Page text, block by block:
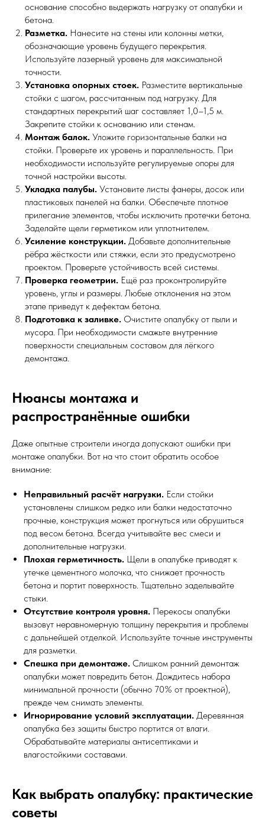
основание способно выдержать нагрузку от опалубки и
бетона.
Разметка. Нанесите на стены или колонны метки,
обозначающие уровень будущего перекрытия.
Используйте лазерный уровень для максимальной
точности.
Установка опорных стоек. Разместите вертикальные
стойки с шагом, рассчитанным под нагрузку. Для
стандартных перекрытий шаг составляет 1,0–1,5 м.
Закрепите стойки к основанию или стенам.
Монтаж балок. Уложите горизонтальные балки на
стойки. Проверьте их уровень и параллельность. При
необходимости используйте регулируемые опоры для
точной настройки высоты.
Укладка палубы. Установите листы фанеры, досок или
пластиковых панелей на балки. Обеспечьте плотное
прилегание элементов, чтобы исключить протечки бетона.
Заделайте щели герметиком или уплотнителем.
Усиление конструкции. Добавьте дополнительные
рёбра жёсткости или стяжки, если это предусмотрено
проектом. Проверьте устойчивость всей системы.
Проверка геометрии. Ещё раз проконтролируйте
уровень, углы и размеры. Любые отклонения на этом
этапе приведут к дефектам бетона.
Подготовка к заливке. Очистите опалубку от пыли и
мусора. При необходимости смажьте внутренние
поверхности специальным составом для лёгкого
демонтажа.
Нюансы монтажа и
распространённые ошибки
Даже опытные строители иногда допускают ошибки при
монтаже опалубки. Вот на что стоит обратить особое
внимание:
Неправильный расчёт нагрузки. Если стойки
установлены слишком редко или балки недостаточно
прочные, конструкция может прогнуться или обрушиться
под весом бетона. Всегда учитывайте вес смеси и
дополнительные нагрузки.
Плохая герметичность. Щели в опалубке приводят к
утечке цементного молочка, что снижает прочность
бетона и портит поверхность. Тщательно заделывайте
стыки.
Отсутствие контроля уровня. Перекосы опалубки
вызовут неравномерную толщину перекрытия и проблемы
с дальнейшей отделкой. Используйте точные инструменты
для разметки.
Спешка при демонтаже. Слишком ранний демонтаж
опалубки может повредить бетон. Дождитесь набора
минимальной прочности (обычно 70% от проектной),
прежде чем снимать элементы.
Игнорирование условий эксплуатации. Деревянная
опалубка без защиты быстро портится от влаги.
Обрабатывайте материалы антисептиками и
влагостойкими составами.
Как выбрать опалубку: практические
советы